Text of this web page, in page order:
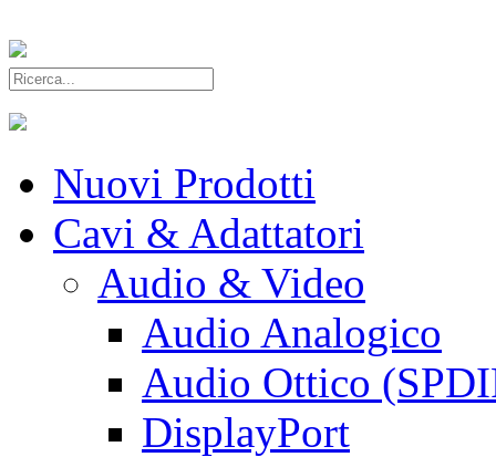
Nuovi Prodotti
Cavi & Adattatori
Audio & Video
Audio Analogico
Audio Ottico
DisplayPort